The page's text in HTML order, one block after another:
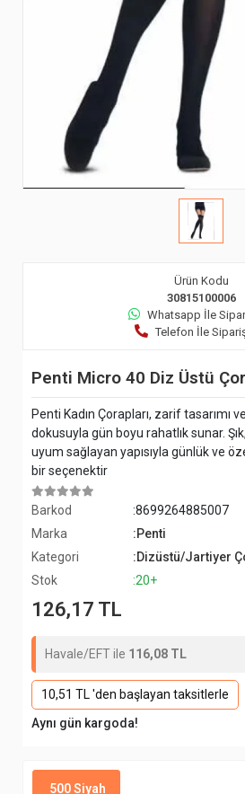
Ürün Kodu
30815100006
Whatsapp İle
Telefon İle
Penti Micro 40 Diz Üstü
Penti Kadın Çorapları, zarif tasarımı
dokusuyla gün boyu rahatlık sunar.
uyum sağlayan yapısıyla günlük ve
bir seçenektir
Barkod
:8699264885007
Marka
:Penti
Kategori
:Dizüstü/Jartiyer
Stok
:20+
126,17 TL
Havale/EFT ile 116,08 TL
10,51 TL 'den başlayan taksitlerle
Aynı gün kargoda!
500 Siyah